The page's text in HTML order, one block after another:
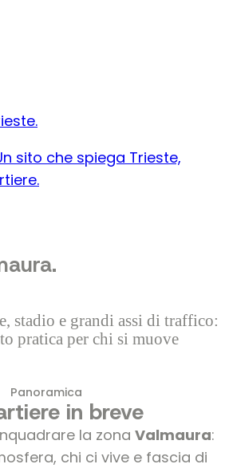
stadio e grandi assi di traffico:
pratica per chi si muove
Panoramica
in breve
la zona Valmaura:
chi ci vive e fascia di